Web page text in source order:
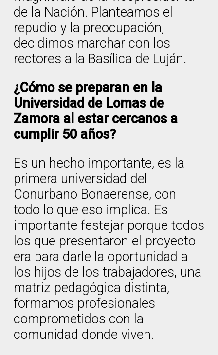
de la Nación. Planteamos el
repudio y la preocupación,
decidimos marchar con los
rectores a la Basílica de Luján.
¿Cómo se preparan en la
Universidad de Lomas de
Zamora al estar cercanos a
cumplir 50 años?
Es un hecho importante, es la
primera universidad del
Conurbano Bonaerense, con
todo lo que eso implica. Es
importante festejar porque todos
los que presentaron el proyecto
era para darle la oportunidad a
los hijos de los trabajadores, una
matriz pedagógica distinta,
formamos profesionales
comprometidos con la
comunidad donde viven.